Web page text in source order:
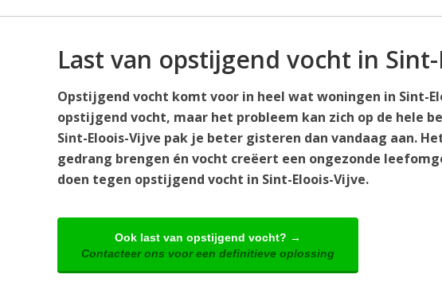
Last van opstijgend vocht in
Opstijgend vocht komt voor in heel wat woningen in Sint-
opstijgend vocht, maar het probleem kan zich op de hele
Sint-Eloois-Vijve pak je beter gisteren dan vandaag aan.
gedrang brengen én vocht creëert een ongezonde
doen tegen opstijgend vocht in Sint-Eloois-Vijve.
Ook last van opstijgend vocht? →
Contacteer ons voor een definitieve oplossing